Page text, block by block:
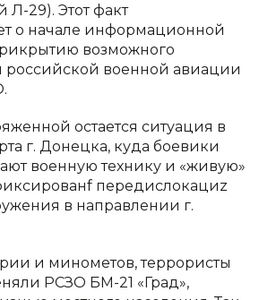
29). Этот факт
о начале информационной
возможного
российской военной авиации
остается ситуация в
г. Донецка, куда боевики
военную технику и «живую»
передислокациz
в направлении г.
и минометов, террористы
РСЗО БМ-21 «Град»,